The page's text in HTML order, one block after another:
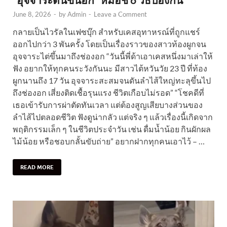
June 8, 2026 - byAdmin - Leave a Comment
กลายเป็นไวรัลในเฟซบุ๊ก สำหรับเคสอุทาหรณ์ที่ถูกแชร์
ออกไปกว่า 3 พันครั้ง โดยเป็นเรื่องราวของสาวท้องผูกจน
อุจจาระไต่ขึ้นมาถึงช่องอก “วันนี้พี่ด้าเอาเคสหนึ่งมาเล่าให้
ฟัง อยากให้ทุกคนระวังกันนะ มีสาวไต้หวันวัย 23 ปี ที่ท้อง
ผูกนานถึง 17 วัน อุจจาระสะสมจนดันลำไส้ใหญ่ทะลุขึ้นไป
ถึงช่องอก เสี่ยงติดเชื้อรุนแรง ชีวิตเกือบไม่รอด” “โชคดีที่
เธอเข้ารับการผ่าตัดทันเวลา แต่ต้องสูญเสียบางส่วนของ
ลำไส้ไปตลอดชีวิต ฟังดูน่ากลัว แต่จริง ๆ แล้วเรื่องนี้เกิดจาก
พฤติกรรมเล็ก ๆ ในชีวิตประจำวัน เช่น ดื่มน้ำน้อย กินผักผล
ไม้น้อย หรือชอบกลั้นขับถ่าย” อยากฝากทุกคนเอาไว้ – …
READ MORE